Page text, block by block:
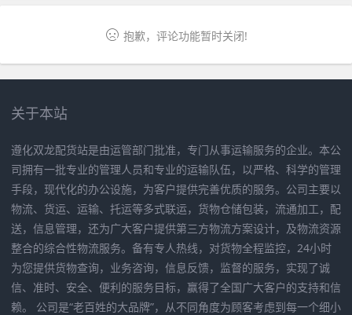
抱歉，评论功能暂时关闭!
关于本站
遵化双龙配货站是由运管部门批准，专门从事运输服务的企业。本公
司拥有一批专业的管理人员和专业的运输队伍，以严格、科学的管理
手段，现代化的办公设施，为客户提供完善优质的服务。公司主要以
物流、货运、运输、托运等多式联运，货物仓储包装，流通加工，配
送，信息管理，还为广大客户提供第三方物流方案设计，及物流资源
整合的综合性物流服务。备有专人热线，对货物全程监控，24小时
为您提供货物查询，业务咨询，信息反馈，监督的服务，实现了诚
信、准时、安全、便利的服务目标，赢得了全国广大客户的支持和信
赖。 公司是“老百姓的大品牌”，从不同角度为顾客考虑到每一个细小